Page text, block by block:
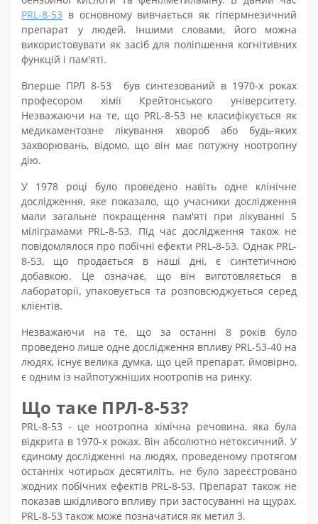
PRL-8-53 в основному вивчається як гіпермнезичний
препарат у людей. Іншими словами, його можна
використовувати як засіб для поліпшення когнітивних
функцій і пам'яті.
Вперше ПРЛ 8-53 був синтезований в 1970-х роках
професором хімії Крейтонського університету.
Незважаючи на те, що PRL-8-53 не класифікується як
медикаментозне лікування хвороб або будь-яких
захворювань, відомо, що він має потужну ноотропну
дію.
У 1978 році було проведено навіть одне клінічне
дослідження, яке показало, що учасники дослідження
мали загальне покращення пам'яті при лікуванні 5
міліграмами PRL-8-53. Під час дослідження також не
повідомлялося про побічні ефекти PRL-8-53. Однак PRL-
8-53, що продається в наші дні, є синтетичною
добавкою. Це означає, що він виготовляється в
лабораторії, упаковується та розповсюджується серед
клієнтів.
Незважаючи на те, що за останні 8 років було
проведено лише одне дослідження впливу PRL-53-40 на
людях, існує велика думка, що цей препарат, ймовірно,
є одним із найпотужніших ноотропів на ринку.
Що таке ПРЛ-8-53?
PRL-8-53 - це ноотропна хімічна речовина, яка була
відкрита в 1970-х роках. Він абсолютно нетоксичний. У
єдиному дослідженні на людях, проведеному протягом
останніх чотирьох десятиліть, не було зареєстровано
жодних побічних ефектів PRL-8-53. Препарат також не
показав шкідливого впливу при застосуванні на щурах.
PRL-8-53 також може позначатися як метил 3.